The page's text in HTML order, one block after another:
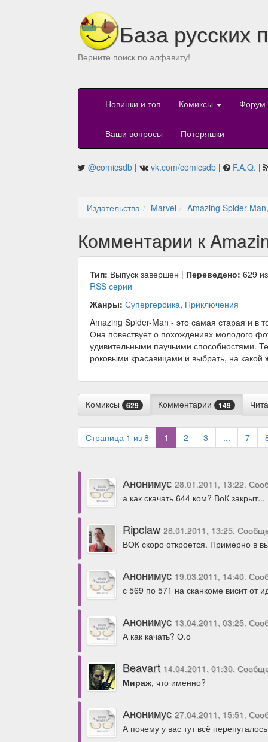
База русских
Верните поиск по алфавиту!
Новинки и топ Комиксы Форум
Ваши вопросы Потеряшки
@comicsdb | vk.com/comicsdb | F.A.Q. |
Издательства Marvel Amazing Spider-
Комментарии к
Тип: Выпуск завершен | Переведено: 629
RSS серии
Жанры: Супергероика, Приключения
Amazing Spider-Man - это самая старая и в
Она повествует о похождениях молодого
удивительными паучьими способностями.
роковыми красавицами и выбрать, на какой
Комиксы 629 Комментарии 149
Страница 1 из 8 1 (current)
2 3 ... 7
Анонимус 28.01.2011, 13:22.
а как скачать 644 ком? ВоК закрыт...
Ripclaw 28.01.2011, 13:25.
ВОК скоро откроется. Примерно в
Анонимус 19.03.2011, 14:40.
с 569 по 571 на сканкоме висит от
Анонимус 13.04.2011, 03:25.
А как качать? О.о
Beavart 14.04.2011, 01:30.
Мираж, что именно?
Анонимус 27.04.2011, 15:51.
А почему у вас тут всё